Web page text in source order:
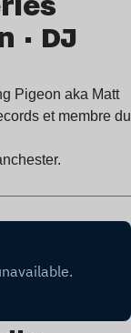
· DJ
Pigeon aka Matt
et membre du